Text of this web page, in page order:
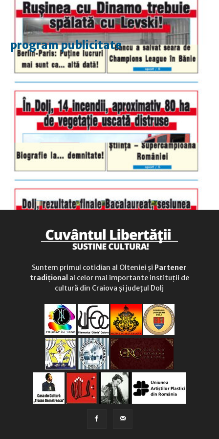
program publicitate
luni-vineri
9.00 - 17.00
duminică
9.00 - 12.00
Suntem primul cotidian al Olteniei și Partener
tradițional al celor mai importante instituții de
cultură din Craiova și județul Dolj